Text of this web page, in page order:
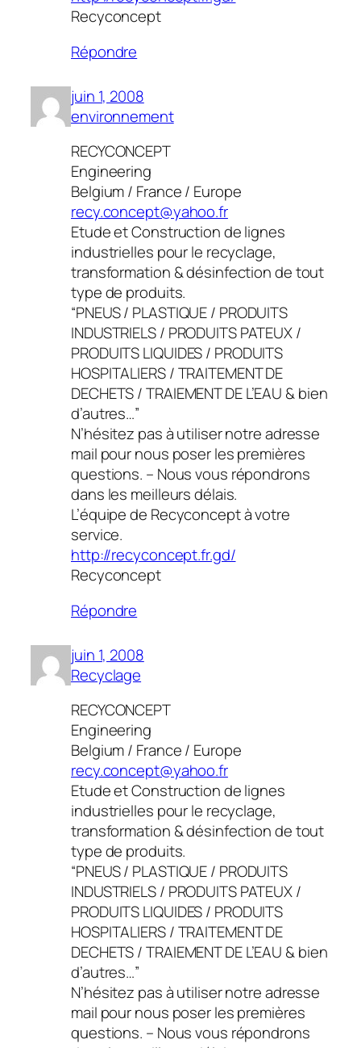
Recyconcept
Répondre
juin 1, 2008
environnement
RECYCONCEPT
Engineering
Belgium / France / Europe
recy.concept@yahoo.fr
Etude et Construction de lignes
industrielles pour le recyclage,
transformation & désinfection de tout
type de produits.
“PNEUS / PLASTIQUE / PRODUITS
INDUSTRIELS / PRODUITS PATEUX /
PRODUITS LIQUIDES / PRODUITS
HOSPITALIERS / TRAITEMENT DE
DECHETS / TRAIEMENT DE L’EAU & bien
d’autres…”
N’hésitez pas à utiliser notre adresse
mail pour nous poser les premières
questions. – Nous vous répondrons
dans les meilleurs délais.
L’équipe de Recyconcept à votre
service.
http://recyconcept.fr.gd/
Recyconcept
Répondre
juin 1, 2008
Recyclage
RECYCONCEPT
Engineering
Belgium / France / Europe
recy.concept@yahoo.fr
Etude et Construction de lignes
industrielles pour le recyclage,
transformation & désinfection de tout
type de produits.
“PNEUS / PLASTIQUE / PRODUITS
INDUSTRIELS / PRODUITS PATEUX /
PRODUITS LIQUIDES / PRODUITS
HOSPITALIERS / TRAITEMENT DE
DECHETS / TRAIEMENT DE L’EAU & bien
d’autres…”
N’hésitez pas à utiliser notre adresse
mail pour nous poser les premières
questions. – Nous vous répondrons